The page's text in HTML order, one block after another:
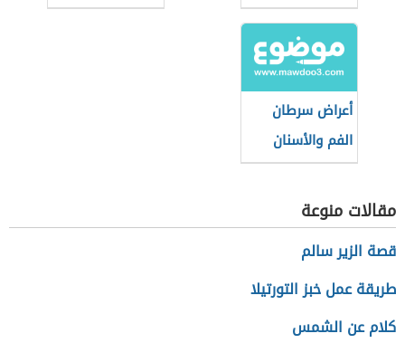
مراحله الأخيرة
وكيفية تخفيفه
أعراض سرطان
الفم والأسنان
مقالات منوعة
قصة الزير سالم
طريقة عمل خبز التورتيلا
كلام عن الشمس